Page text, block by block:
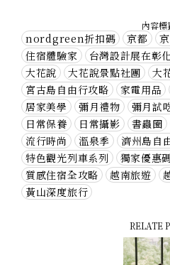
內容標
nordgreen折扣碼 京都
住宿體驗家
台灣設計展在彰
大花說
大花說景點社團 大
宮古島自由行攻略
家電用品
居家美學
彌月禮物 彌月試
日常保養
日常攝影 書蟲圈
流行時尚
溫泉季 濟州島自
特色觀光列車系列
獨家優惠
質感住宿全攻略
越南旅遊
黃山深度旅行
RELATE